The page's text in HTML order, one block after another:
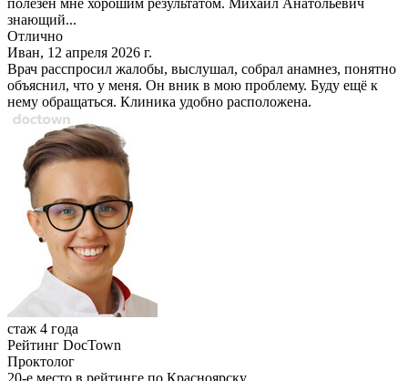
знающий...
Отлично
Иван, 12 апреля 2026 г.
Врач расспросил жалобы, выслушал, собрал анамнез, понятно
объяснил, что у меня. Он вник в мою проблему. Буду ещё к
нему обращаться. Клиника удобно расположена.
стаж 4 года
Рейтинг DocTown
Проктолог
20-е место в рейтинге по Красноярску